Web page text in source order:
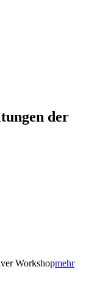
der
Workshopmehr